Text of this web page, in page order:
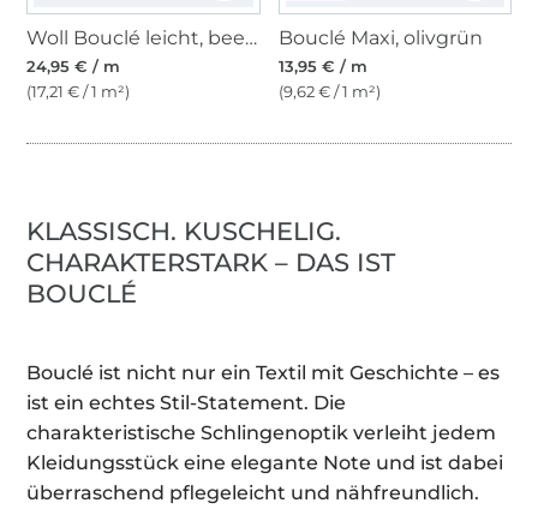
Woll Bouclé leicht, beere
24,95 € / m
(17,21 € / 1 m²)
Bouclé Maxi, olivgrün
13,95 € / m
(9,62 € / 1 m²)
KLASSISCH. KUSCHELIG.
CHARAKTERSTARK – DAS IST
BOUCLÉ
Bouclé ist nicht nur ein Textil mit Geschichte – es
ist ein echtes Stil-Statement. Die
charakteristische Schlingenoptik verleiht jedem
Kleidungsstück eine elegante Note und ist dabei
überraschend pflegeleicht und nähfreundlich.